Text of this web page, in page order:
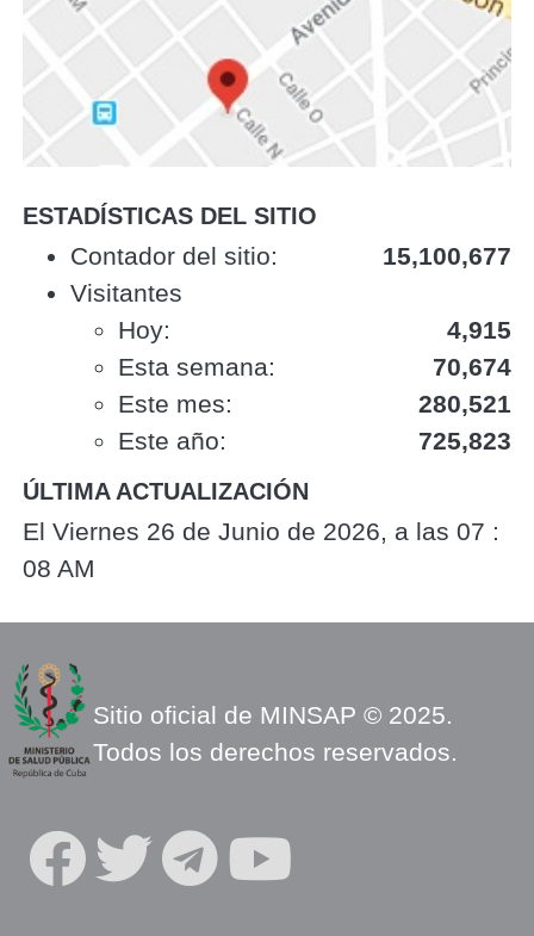
ESTADÍSTICAS DEL SITIO
‎Contador del sitio:‎
15,100,677
Visitantes
Hoy:
4,915
Esta semana:
70,674
Este mes:
280,521
Este año:
725,823
ÚLTIMA ACTUALIZACIÓN
El Viernes 26 de Junio de 2026, a las 07 :
08 AM
Sitio oficial de MINSAP © 2025.
Todos los derechos reservados.
R